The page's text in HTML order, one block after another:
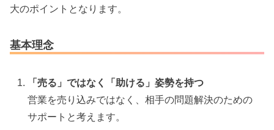
大のポイントとなります。
基本理念
「売る」ではなく「助ける」姿勢を持つ
営業を売り込みではなく、相手の問題解決のための
サポートと考えます。